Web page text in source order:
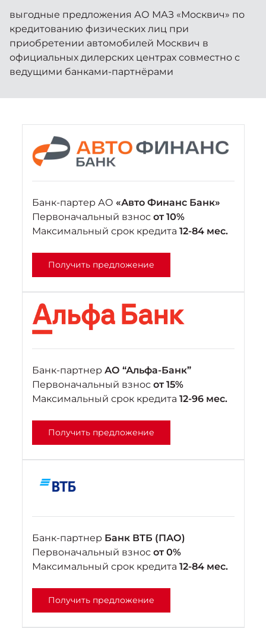
Яркий динамичный седан
от 2 237 000 ₽*
управлением (РУ)
возможности
кроссовер
от 3 125 000 ₽*
Кредитные программы
Калькулятор трейд-ин
Страховые программы
Моторное масло
СЕРВИСНЫЕ АКЦИИ
СОТРУДНИКИ
КОНТАКТЫ
выгодные предложения АО МАЗ «Москвич» по
кредитованию физических лиц при
приобретении автомобилей Москвич в
официальных дилерских центрах совместно с
ведущими банками-партнёрами
Банк-партер АО «Авто Финанс Банк»
Первоначальный взнос от 10%
Максимальный срок кредита 12-84 мес.
Получить предложение
Банк-партнер АО “Альфа-Банк”
Первоначальный взнос от 15%
Максимальный срок кредита 12-96 мес.
Получить предложение
Банк-партнер Банк ВТБ (ПАО)
Первоначальный взнос от 0%
Максимальный срок кредита 12-84 мес.
Получить предложение